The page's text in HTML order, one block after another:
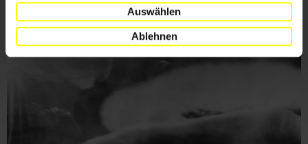
Auswählen
Ablehnen
Weitere Artikel